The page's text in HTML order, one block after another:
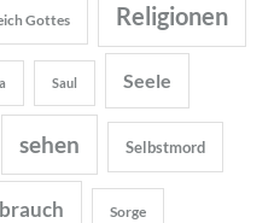
Gottes Religionen
Saul Seele
sehen Selbstmord
Sorge